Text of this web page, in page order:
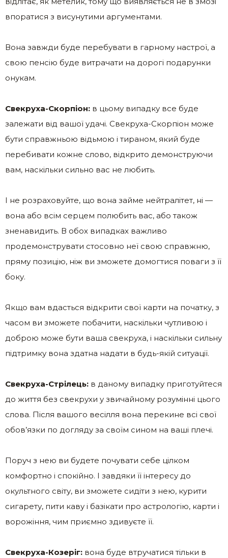
впоратися з висунутими аргументами.
Вона завжди буде перебувати в гарному настрої, а
свою пенсію буде витрачати на дорогі подарунки
онукам.
Свекруха-Скорпіон: в цьому випадку все буде
залежати від вашої удачі. Свекруха-Скорпіон може
бути справжньою відьмою і тираном, який буде
перебивати кожне слово, відкрито демонструючи
вам, наскільки сильно вас не любить.
І не розраховуйте, що вона займе нейтралітет, ні —
вона або всім серцем полюбить вас, або також
зненавидить. В обох випадках важливо
продемонструвати стосовно неї свою справжню,
пряму позицію, ніж ви зможете домогтися поваги з її
боку.
Якщо вам вдасться відкрити свої карти на початку, з
часом ви зможете побачити, наскільки чутливою і
доброю може бути ваша свекруха, і наскільки сильну
підтримку вона здатна надати в будь-якій ситуації.
Свекруха-Стрілець: в даному випадку приготуйтеся
до життя без свекрухи у звичайному розумінні цього
слова. Після вашого весілля вона перекине всі свої
обов’язки по догляду за своїм сином на ваші плечі.
Поруч з нею ви будете почувати себе цілком
комфортно і спокійно. І завдяки її інтересу до
окультного світу, ви зможете сидіти з нею, курити
сигарету, пити каву і базікати про астрологію, карти і
ворожіння, чим приємно здивуєте її.
Свекруха-Козеріг: вона буде втручатися тільки в